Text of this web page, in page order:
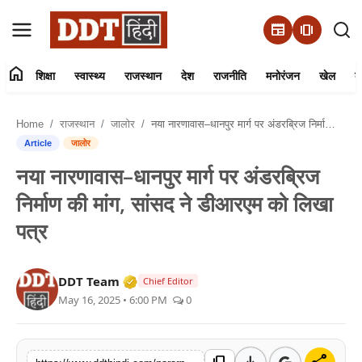
newspaper amp_stories
हमारे बारे में
शिक्षा
स्वास्थ्य
देश
राजनीति
home शिक्षा स्वास्थ्य राजस्थान देश राजनीति मनोरंजन खेल
Home राजस्थान जालोर नया नारणावास–धानपुर मार्ग पर अंडरब्रिज निर्माण की मांग, सांसद ने डीआरएम को लिखा पत्र
Article जालोर
नया नारणावास–धानपुर मार्ग पर अंडरब्रिज
निर्माण की मांग, सांसद ने डीआरएम को लिखा
पत्र
DDT Team Verified Media or Organization • 01
Chief Editor
May 16, 2025 • 6:00 PM 0